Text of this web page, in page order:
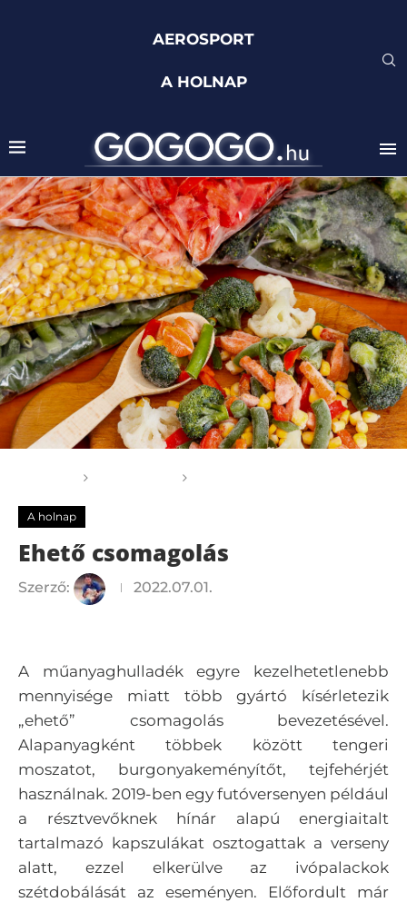
AEROSPORT
A HOLNAP
A holnap
Ehető csomagolás
Szerző: 2022.07.01.
A műanyaghulladék egyre kezelhetetlenebb
mennyisége miatt több gyártó kísérletezik
„ehető” csomagolás bevezetésével.
Alapanyagként többek között tengeri
moszatot, burgonyakeményítőt, tejfehérjét
használnak. 2019-ben egy futóversenyen például
a résztvevőknek hínár alapú energiaitalt
tartalmazó kapszulákat osztogattak a verseny
alatt, ezzel elkerülve az ivópalackok
szétdobálását az eseményen. Előfordult már